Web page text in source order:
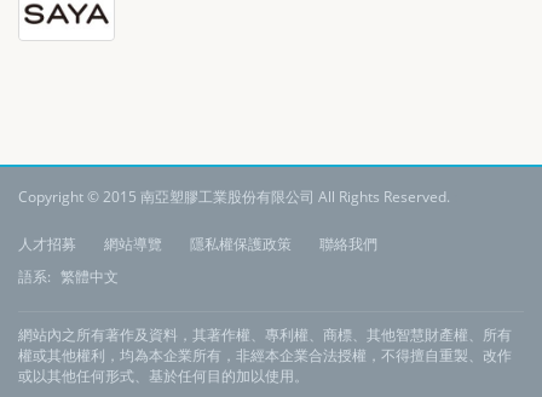
Copyright © 2015 南亞塑膠工業股份有限公司 All Rights Reserved.
人才招募 網站導覽 隱私權保護政策
聯絡我們
語系: 繁體中文
網站內之所有著作及資料，其著作權、專利權、商標、其他智慧財產權、所有
權或其他權利，均為本企業所有，非經本企業合法授權，不得擅自重製、改作
或以其他任何形式、基於任何目的加以使用。